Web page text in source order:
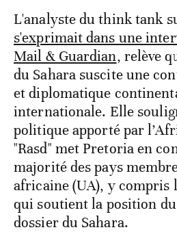
L'analyste du think tank
s'exprimait dans une
Mail & Guardian, relève
du Sahara suscite une
et diplomatique
internationale. Elle
politique apporté par
"Rasd" met Pretoria en
majorité des pays
africaine (UA), y compris
qui soutient la position
dossier du Sahara.